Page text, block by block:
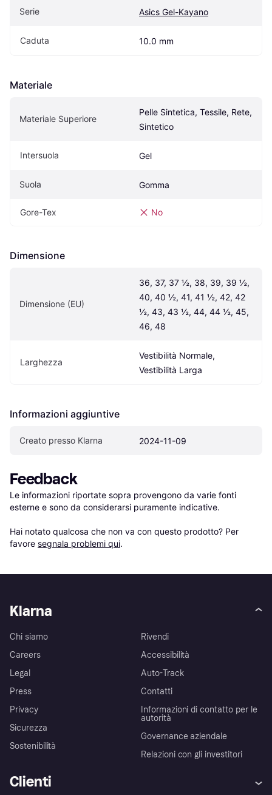
Serie Asics Gel-Kayano
Caduta 10.0 mm
Materiale
Materiale Superiore
Pelle Sintetica, Tessile, Rete,
Sintetico
Intersuola Gel
Suola Gomma
Gore-Tex No
Dimensione
Dimensione (EU)
36, 37, 37 ½, 38, 39, 39 ½,
40, 40 ½, 41, 41 ½, 42, 42
½, 43, 43 ½, 44, 44 ½, 45,
46, 48
Larghezza
Vestibilità Normale,
Vestibilità Larga
Informazioni aggiuntive
Creato presso Klarna 2024-11-09
Feedback
Le informazioni riportate sopra provengono da varie fonti
esterne e sono da considerarsi puramente indicative.
Hai notato qualcosa che non va con questo prodotto? Per
favore segnala problemi qui.
Klarna
Chi siamo
Careers
Legal
Press
Privacy
Sicurezza
Sostenibilità
Rivendi
Accessibilità
Auto-Track
Contatti
Informazioni di contatto per le
autorità
Governance aziendale
Relazioni con gli investitori
Clienti